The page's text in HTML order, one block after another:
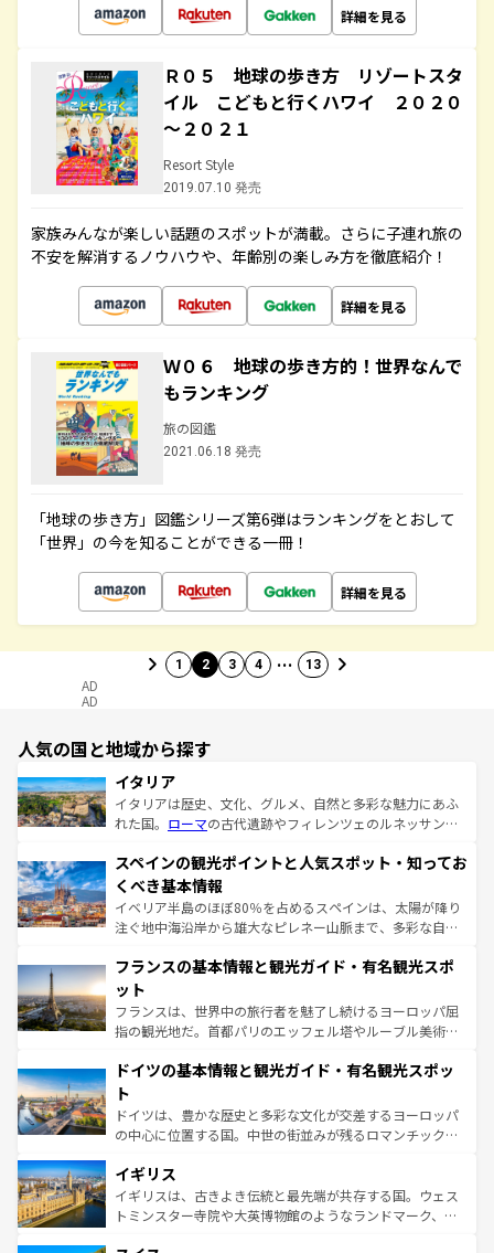
詳細を見る
Ｒ０５ 地球の歩き方 リゾートスタ
イル こどもと行くハワイ ２０２０
～２０２１
Resort Style
2019.07.10 発売
家族みんなが楽しい話題のスポットが満載。さらに子連れ旅の
不安を解消するノウハウや、年齢別の楽しみ方を徹底紹介！
詳細を見る
Ｗ０６ 地球の歩き方的！世界なんで
もランキング
旅の図鑑
2021.06.18 発売
「地球の歩き方」図鑑シリーズ第6弾はランキングをとおして
「世界」の今を知ることができる一冊！
詳細を見る
1 2 3 4 … 13
AD
AD
人気の国と地域から探す
イタリア
イタリアは歴史、文化、グルメ、自然と多彩な魅力にあふ
れた国。 ローマの古代遺跡やフィレンツェのルネッサンス
ろん、トスカーナの美しい田園風景やアマルフィ海岸の絶
景など、自然景観も見逃せない。観光の合間には、本場の
ピザやパスタなど、絶品のイタリア料理を堪能することも
できる。朝目覚めてから夜眠るまで、すべての瞬間を楽し
なお、新着のイタリア情報はコンテンツ一覧を参照してほ
しい。
スペインの観光ポイントと人気スポット・知ってお
くべき基本情報
イベリア半島のほぼ80％を占めるスペインは、太陽が降り
注ぐ地中海沿岸から雄大なピレネー山脈まで、多彩な自然
文化が根付くこの国では、情熱的なフラメンコ、熱気あふ
れる闘牛、そして美味しいタパスが生活の一部となってい
る。首都マドリードの洗練された雰囲気や、バルセロナの
アートに溢れた街角から、地方では古代ローマ遺跡や中世
せる。地方によって風土や気候が異なるスペインはその個
ンテンツ一覧 を参照してほしい。
フランスの基本情報と観光ガイド・有名観光スポ
ット
フランスは、世界中の旅行者を魅了し続けるヨーロッパ屈
指の観光地だ。首都パリのエッフェル塔やルーブル美術館
で、幅広い魅力が詰まっている。華麗な宮殿、歴史的な大
聖堂、美しいビーチ、そして豊かな自然が、訪れる者を心
から魅了する。また、フランスは美食の国としても知ら
れ、フランス料理はユネスコ無形文化遺産にも登録されて
香り高いラベンダー畑など、多彩な楽しみ方が可能だ。さ
らに、パリ以外の地域にも魅力が溢れており、どの街角に
も豊かな歴史と文化が息づいている。パリ以外の個性あふ
ドイツの基本情報と観光ガイド・有名観光スポッ
ト
ドイツは、豊かな歴史と多彩な文化が交差するヨーロッパ
の中心に位置する国。中世の街並みが残るロマンチック街
顔を持つこの国は、どこを歩いても飽きることがない。ベ
ルリンの文化的活気、バイエルン州のアルプスの絶景、そ
してライン川沿いのワイン畑といった風景は必見。ビール
イギリス
イギリスは、古きよき伝統と最先端が共存する国。ウェス
トミンスター寺院や大英博物館のようなランドマーク、歴